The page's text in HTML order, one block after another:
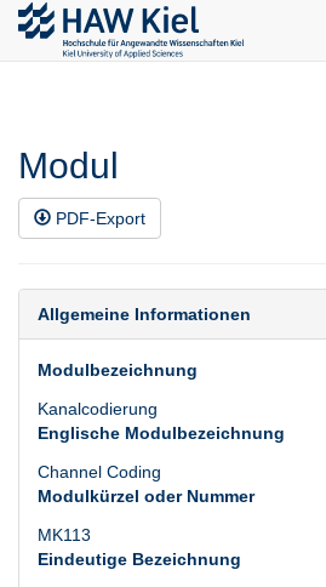
Modul
PDF-Export
Allgemeine Informationen
Modulbezeichnung
Kanalcodierung
Englische Modulbezeichnung
Channel Coding
Modulkürzel oder Nummer
MK113
Eindeutige Bezeichnung